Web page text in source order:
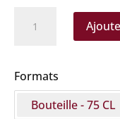
Pienne
-
Accord
Formats
Bouteille - 75 CL